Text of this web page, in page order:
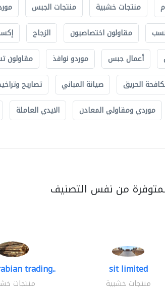
منتجات خشبية منتجات الجبس
مقاولون اختصاصيون الزجاج
أعمال جبس موردو نوافذ مقاولون
الحريق
صيانة المباني تصاريح
موردي ومقاولي المعادن الايدي العاملة
من نفس التصنيف
trading..
منتجات
sit limited
منتجات خشبية